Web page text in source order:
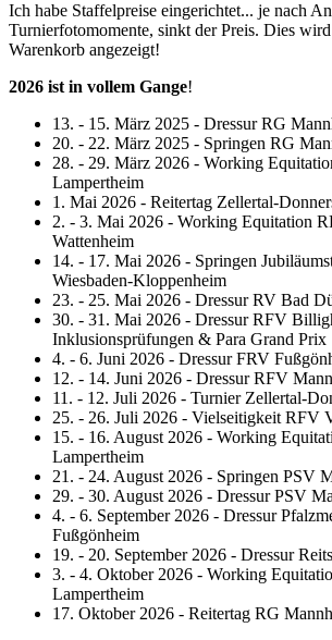
Ich habe Staffelpreise eingerichtet... je nach
Turnierfotomomente, sinkt der Preis. Dies
Warenkorb angezeigt!
2026 ist in vollem Gange!
13. - 15. März 2025 - Dressur RG
20. - 22. März 2025 - Springen RG
28. - 29. März 2026 - Working
Lampertheim
1. Mai 2026 - Reitertag Zellertal-
2. - 3. Mai 2026 - Working Equitation
Wattenheim
14. - 17. Mai 2026 - Springen
Wiesbaden-Kloppenheim
23. - 25. Mai 2026 - Dressur RV Bad
30. - 31. Mai 2026 - Dressur RFV
Inklusionsprüfungen & Para Grand Prix
4. - 6. Juni 2026 - Dressur FRV
12. - 14. Juni 2026 - Dressur RFV
11. - 12. Juli 2026 - Turnier Zellertal-
25. - 26. Juli 2026 - Vielseitigkeit RFV
15. - 16. August 2026 - Working
Lampertheim
21. - 24. August 2026 - Springen PSV
29. - 30. August 2026 - Dressur PSV
4. - 6. September 2026 - Dressur
Fußgönheim
19. - 20. September 2026 - Dressur
3. - 4. Oktober 2026 - Working
Lampertheim
17. Oktober 2026 - Reitertag RG